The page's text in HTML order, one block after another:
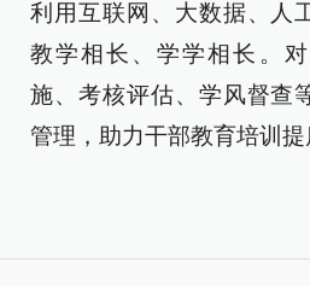
利用互联网、大数据、人
教学相长、学学相长。
施、考核评估、学风督查
管理，助力干部教育培训提